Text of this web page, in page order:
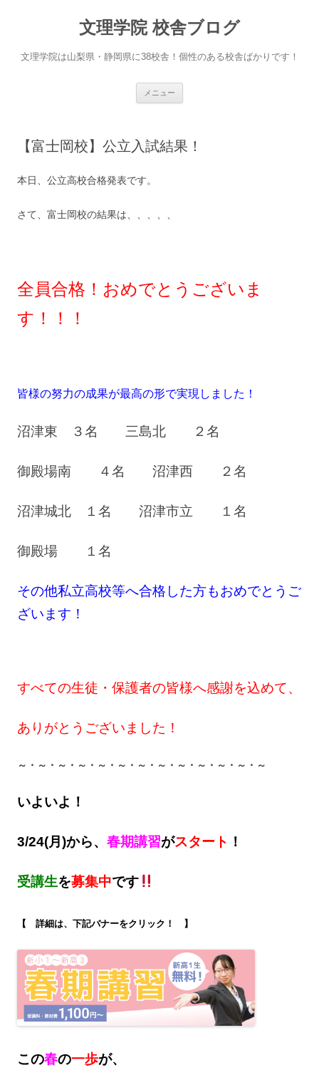
文理学院 校舎ブログ
文理学院は山梨県・静岡県に38校舎！個性のある校舎ばかりです！
メニュー
へ
ス
【富士岡校】公立入試結果！
本日、公立高校合格発表です。
さて、富士岡校の結果は、、、、、
全員合格！おめでとうございま
す！！！
皆様の努力の成果が最高の形で実現しました！
沼津東 ３名 三島北 ２名
御殿場南 ４名 沼津西 ２名
沼津城北 １名 沼津市立 １名
御殿場 １名
その他私立高校等へ合格した方もおめでとうご
ざいます！
すべての生徒・保護者の皆様へ感謝を込めて、
ありがとうございました！
～・～・～・～・～・～・～・～・～・～・～・～・～
いよいよ！
3/24(月)から、 春期講習がスタート ！
受講生を募集中です
【 詳細は、下記バナーをクリック！ 】
この春の一歩が、